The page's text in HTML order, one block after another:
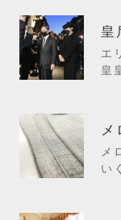
皇
エ
皇
メ
メ
い